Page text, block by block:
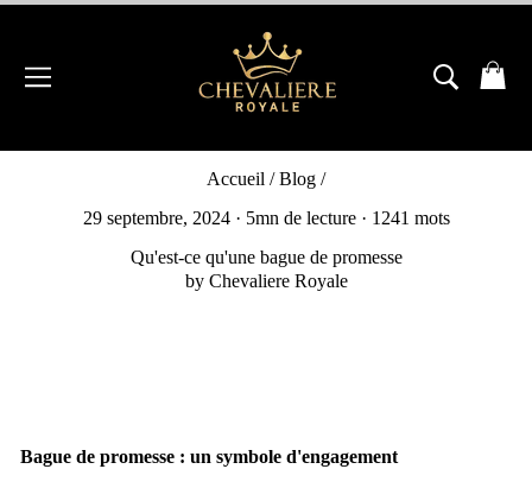
Passer
Accueil / Blog /
29 septembre, 2024· 5mn de lecture · 1241 mots
Qu'est-ce qu'une bague de promesse
by Chevaliere Royale
Bague de promesse : un symbole d'engagement